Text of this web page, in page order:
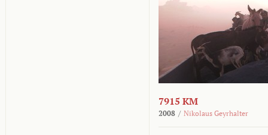
7915 KM
2008 / Nikolaus Geyrhalter